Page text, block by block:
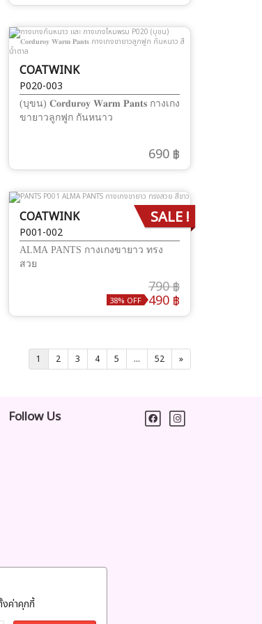
งค่าคุกกี้
COATWINK
P020-003
(บุขน) 𝐂𝐨𝐫𝐝𝐮𝐫𝐨𝐲 𝐖𝐚𝐫𝐦 𝐏𝐚𝐧𝐭𝐬 กางเกง
ขายาวลูกฟูก กันหนาว
690 ฿
COATWINK
P001-002
ALMA PANTS กางเกงขายาว ทรง
สวย
790 ฿
490 ฿
38% OFF
SALE !
1 2 3 4 5 ... 52 »
Follow Us